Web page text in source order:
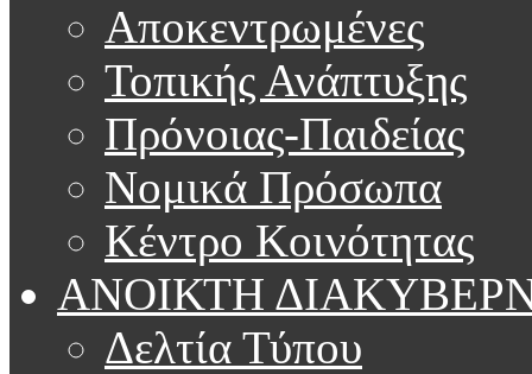
Αποκεντρωμένες
Τοπικής Ανάπτυξης
Πρόνοιας-Παιδείας
Νομικά Πρόσωπα
Κέντρο Κοινότητας
ΑΝΟΙΚΤΗ
Δελτία Τύπου